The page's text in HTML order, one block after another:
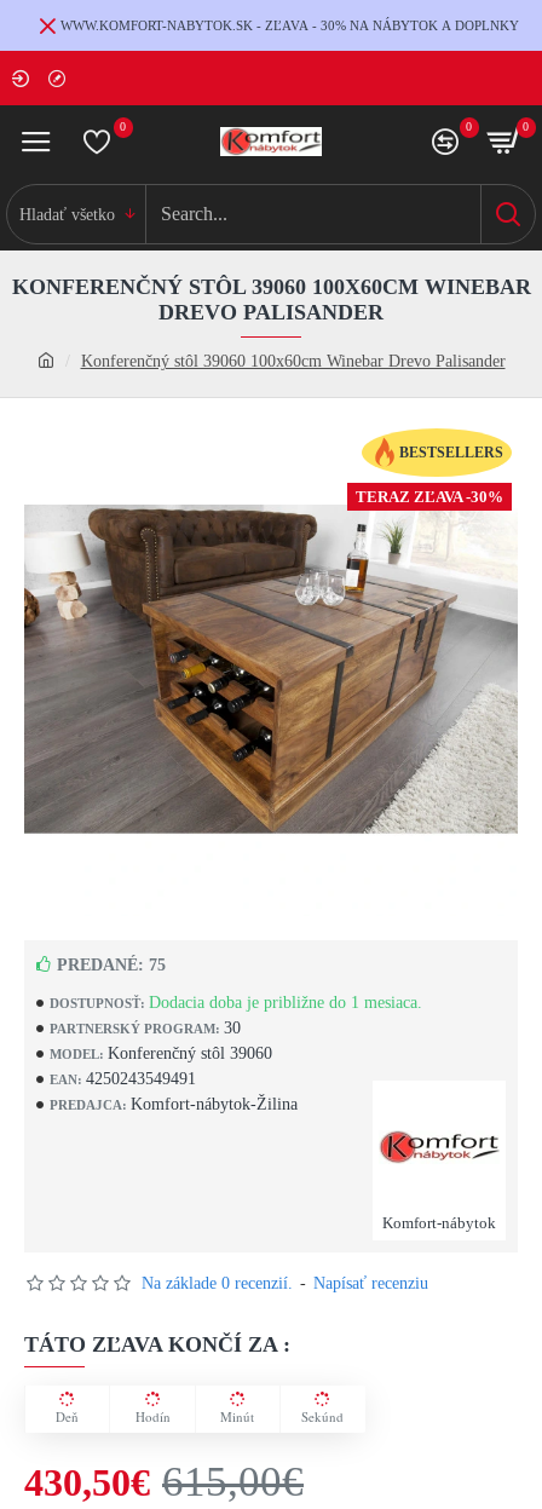
WWW.KOMFORT-NABYTOK.SK - ZĽAVA - 30% NA NÁBYTOK A DOPLNKY
0 0 0
Hladať všetko
Konferenčný stôl 39060 100x60cm Winebar Drevo Palisander
KONFERENČNÝ STÔL 39060 100X60CM WINEBAR
DREVO PALISANDER
BESTSELLERS
TERAZ ZĽAVA -30%
DOSTUPNOSŤ: Dodacia doba je približne do 1 mesiaca.
PARTNERSKÝ PROGRAM: 30
MODEL: Konferenčný stôl 39060
EAN: 4250243549491
PREDAJCA: Komfort-nábytok-Žilina
Komfort-nábytok
PREDANÉ: 75
Na základe 0 recenzií. - Napísať recenziu
TÁTO ZĽAVA KONČÍ ZA :
Deň Hodín Minút Sekúnd
430,50€ 615,00€